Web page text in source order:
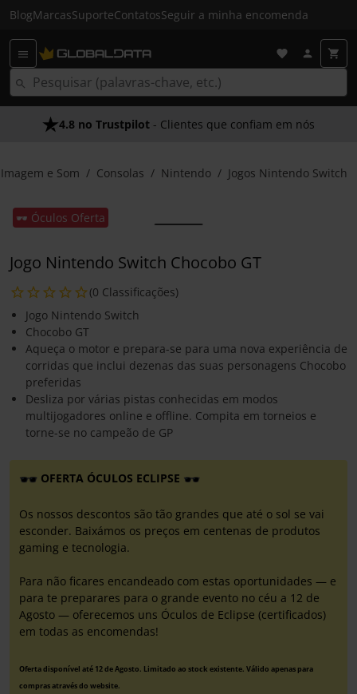
BlogMarcasSuporteContatosSeguir a minha encomenda
4.8 no Trustpilot - Clientes que confiam em nós
Imagem e Som Consolas Nintendo Jogos Nintendo Switch
🕶️ Óculos Oferta
Jogo Nintendo Switch Chocobo GT
(0 Classificações)
Jogo Nintendo Switch
Chocobo GT
Aqueça o motor e prepara-se para uma nova experiência de
corridas que inclui dezenas das suas personagens Chocobo
preferidas
Desliza por várias pistas conhecidas em modos
multijogadores online e offline. Compita em torneios e
torne-se no campeão de GP
OFERTA ÓCULOS ECLIPSE
Os nossos descontos são tão grandes que até o sol se vai
esconder. Baixámos os preços em centenas de produtos
gaming e tecnologia.
Para não ficares encandeado com estas oportunidades — e
para te preparares para o grande evento no céu a 12 de
Agosto — oferecemos uns Óculos de Eclipse (certificados)
em todas as encomendas!
Oferta disponível até 12 de Agosto. Limitado ao stock existente. Válido apenas para
compras através do website.